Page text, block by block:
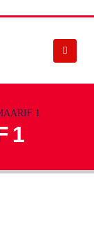
1
1